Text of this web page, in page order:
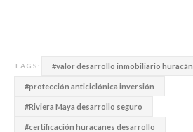
TAGS: #valor desarrollo inmobiliario huracán
#protección anticiclónica inversión
#Riviera Maya desarrollo seguro
#certificación huracanes desarrollo